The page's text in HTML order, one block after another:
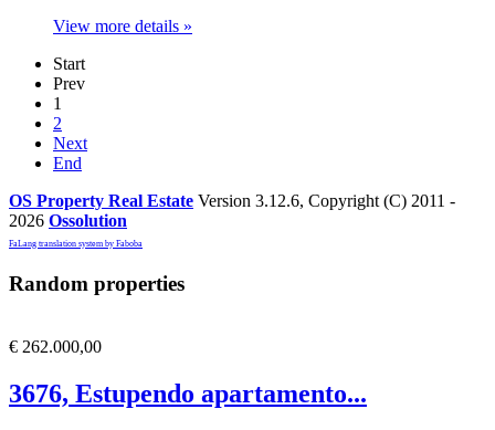
View more details »
Start
Prev
1
2
Next
End
OS Property Real Estate Version 3.12.6, Copyright (C) 2011 -
2026 Ossolution
FaLang translation system by Faboba
Random properties
€ 262.000,00
3676, Estupendo apartamento...